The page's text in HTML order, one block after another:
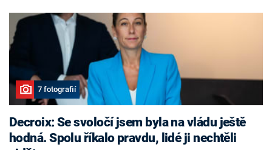
7 fotografií
Decroix: Se svoločí jsem byla na vládu ještě
hodná. Spolu říkalo pravdu, lidé ji nechtěli